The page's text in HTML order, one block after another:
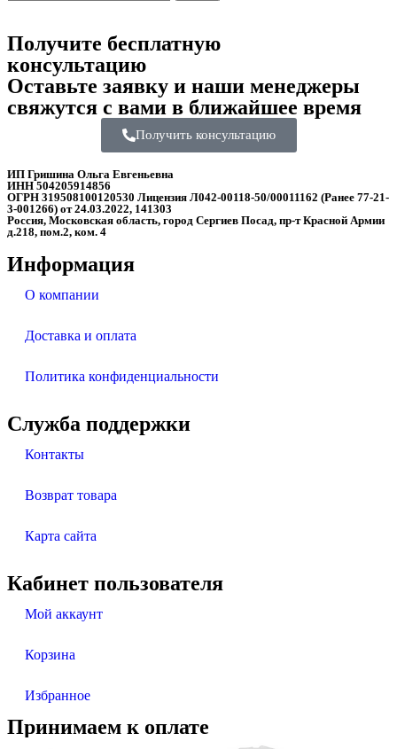
Получите бесплатную
консультацию
Оставьте заявку и наши менеджеры
свяжутся с вами в ближайшее время
Получить консультацию
ИП Гришина Ольга Евгеньевна
ИНН 504205914856
ОГРН 319508100120530 Лицензия Л042-00118-50/00011162 (Ранее 77-21-
3-001266) от 24.03.2022, 141303
Россия, Московская область, город Сергиев Посад, пр-т Красной Армии
д.218, пом.2, ком. 4
Информация
О компании
Доставка и оплата
Политика конфиденциальности
Служба поддержки
Контакты
Возврат товара
Карта сайта
Кабинет пользователя
Мой аккаунт
Корзина
Избранное
Принимаем к оплате